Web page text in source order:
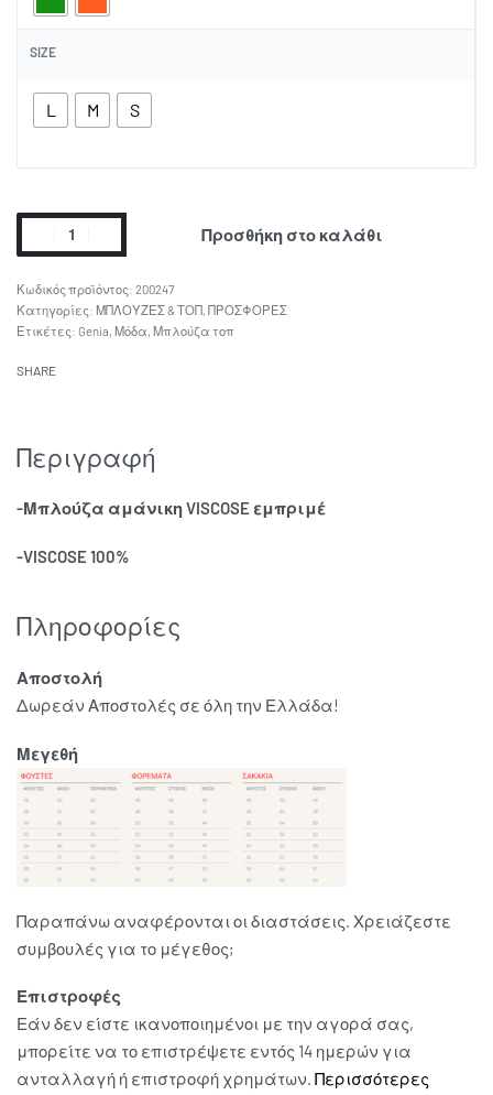
SIZE
L M S
Προσθήκη στο καλάθι
200247
Κατηγορίες: ΜΠΛΟΥΖΕΣ & ΤΟΠ ΠΡΟΣΦΟΡΕΣ
Ετικέτες: Genia Μόδα Μπλούζα τοπ
SHARE
Περιγραφή
-Μπλούζα αμάνικη VISCOSE εμπριμέ
-VISCOSE 100%
Πληροφορίες
Αποστολή
Δωρεάν Αποστολές σε όλη την Ελλάδα!
Μεγεθή
Παραπάνω αναφέρονται οι διαστάσεις. Χρειάζεστε
συμβουλές για το μέγεθος;
Επιστροφές
Εάν δεν είστε ικανοποιημένοι με την αγορά σας,
μπορείτε να το επιστρέψετε εντός 14 ημερών για
ανταλλαγή ή επιστροφή χρημάτων. Περισσότερες